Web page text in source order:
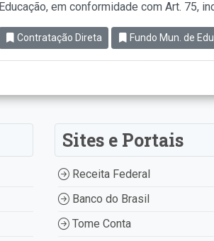
Educação, em conformidade com Art. 75,
Contratação Direta Fundo Mun. de
Sites e Portais
Receita Federal
Banco do Brasil
Tome Conta